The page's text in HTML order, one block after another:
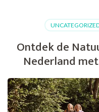
Ontdek de
Nederland